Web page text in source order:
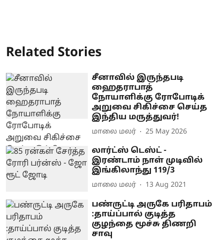
Related Stories
சீனாவில் இருந்தபடி
ஹைதராபாத்
நோயாளிக்கு ரோபோடிக்
அறுவை சிகிச்சை செய்த
இந்திய மருத்துவர்!
மாலை மலர் 25 May 2026
லார்ட்ஸ் டெஸ்ட் -
இரண்டாம் நாள் முடிவில்
இங்கிலாந்து 119/3
மாலை மலர் 13 Aug 2021
பண்ருட்டி அருகே பரிதாபம்
:தாய்ப்பால் குடித்த
குழந்தை மூச்சு திணறி
சாவு